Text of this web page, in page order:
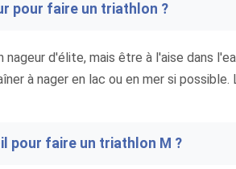
pour faire un triathlon ?
nageur d'élite, mais être à l'aise dans
à nager en lac ou en mer si
pour faire un triathlon M ?